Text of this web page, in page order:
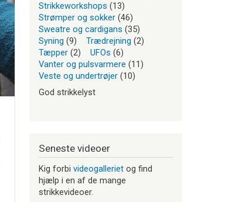
Strikkeworkshops (13)
Strømper og sokker (46)
Sweatre og cardigans (35)
Syning (9) Trædrejning (2)
Tæpper (2) UFOs (6)
Vanter og pulsvarmere (11)
Veste og undertrøjer (10)
God strikkelyst
Seneste videoer
Kig forbi videogalleriet og find
hjælp i en af de mange
strikkevideoer.